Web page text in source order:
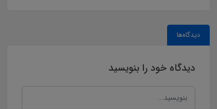
دیدگاه‌ها
دیدگاه خود را بنویسید